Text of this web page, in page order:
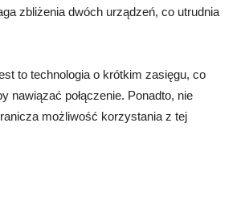
zbliżenia dwóch urządzeń, co utrudnia
to technologia o krótkim zasięgu, co
nawiązać połączenie. Ponadto, nie
możliwość korzystania z tej